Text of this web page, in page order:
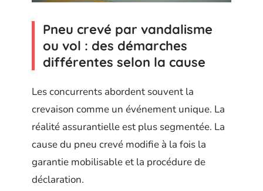
Pneu crevé par vandalisme
ou vol : des démarches
différentes selon la cause
Les concurrents abordent souvent la
crevaison comme un événement unique. La
réalité assurantielle est plus segmentée. La
cause du pneu crevé modifie à la fois la
garantie mobilisable et la procédure de
déclaration.